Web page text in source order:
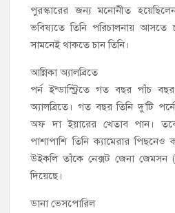
পুরস্কারের জন্য মনোনীত
ভবিষ্যতে তিনি পরিচালনায় আসতে
সামনেই থাকতে চান তিনি।
আন্নিকা অ্যালব্রিতে
পর্ন ইন্ডাস্ট্রিতে গত বছর পাঁচ
অ্যালব্রিতে। গত বছর তিনি দু’টি
অফ দা ইয়ারের খেতাব পান।
পাশাপাশি তিনি ক্যামেরার
উইকলি তাঁকে নেক্সট জেনা
দিয়েছে।
ডানা ভেসপোরিল